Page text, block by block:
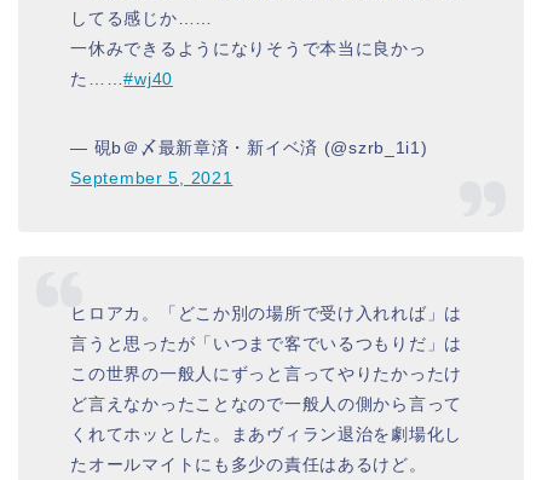
してる感じか……
一休みできるようになりそうで本当に良かっ
た……#wj40
— 硯b＠〆最新章済・新イベ済 (@szrb_1i1)
September 5, 2021
ヒロアカ。「どこか別の場所で受け入れれば」は
言うと思ったが「いつまで客でいるつもりだ」は
この世界の一般人にずっと言ってやりたかったけ
ど言えなかったことなので一般人の側から言って
くれてホッとした。まあヴィラン退治を劇場化し
たオールマイトにも多少の責任はあるけど。